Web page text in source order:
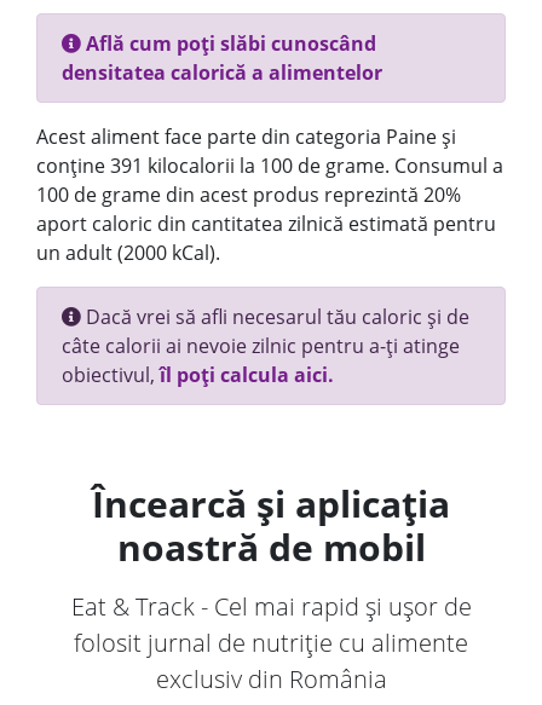
Află cum poți slăbi cunoscând
densitatea calorică a alimentelor
Acest aliment face parte din categoria Paine și
conține 391 kilocalorii la 100 de grame. Consumul a
100 de grame din acest produs reprezintă 20%
aport caloric din cantitatea zilnică estimată pentru
un adult (2000 kCal).
Dacă vrei să afli necesarul tău caloric și de
câte calorii ai nevoie zilnic pentru a-ți atinge
obiectivul,îl poți calcula aici.
Încearcă și aplicația
noastră de mobil
Eat & Track - Cel mai rapid și ușor de
folosit jurnal de nutriție cu alimente
exclusiv din România